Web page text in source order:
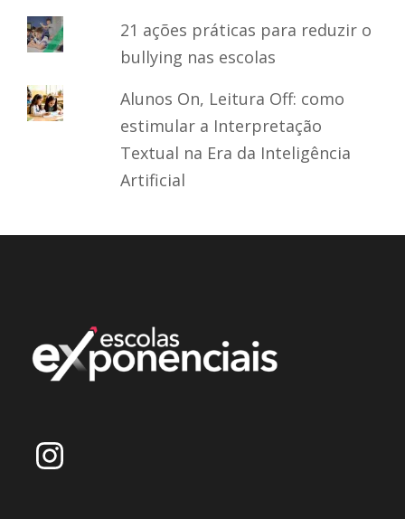
21 ações práticas para reduzir o
bullying nas escolas
Alunos On, Leitura Off: como
estimular a Interpretação
Textual na Era da Inteligência
Artificial